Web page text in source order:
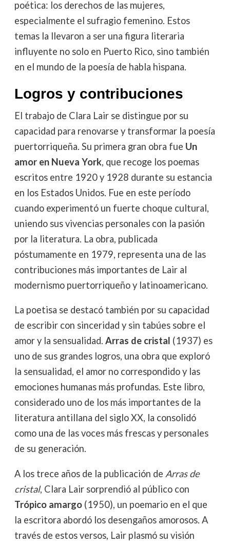
poética: los derechos de las mujeres,
especialmente el sufragio femenino. Estos
temas la llevaron a ser una figura literaria
influyente no solo en Puerto Rico, sino también
en el mundo de la poesía de habla hispana.
Logros y contribuciones
El trabajo de Clara Lair se distingue por su
capacidad para renovarse y transformar la poesía
puertorriqueña. Su primera gran obra fue Un
amor en Nueva York, que recoge los poemas
escritos entre 1920 y 1928 durante su estancia
en los Estados Unidos. Fue en este período
cuando experimentó un fuerte choque cultural,
uniendo sus vivencias personales con la pasión
por la literatura. La obra, publicada
póstumamente en 1979, representa una de las
contribuciones más importantes de Lair al
modernismo puertorriqueño y latinoamericano.
La poetisa se destacó también por su capacidad
de escribir con sinceridad y sin tabúes sobre el
amor y la sensualidad. Arras de cristal (1937) es
uno de sus grandes logros, una obra que exploró
la sensualidad, el amor no correspondido y las
emociones humanas más profundas. Este libro,
considerado uno de los más importantes de la
literatura antillana del siglo XX, la consolidó
como una de las voces más frescas y personales
de su generación.
A los trece años de la publicación de Arras de
cristal, Clara Lair sorprendió al público con
Trópico amargo(1950), un poemario en el que
la escritora abordó los desengaños amorosos. A
través de estos versos, Lair plasmó su visión